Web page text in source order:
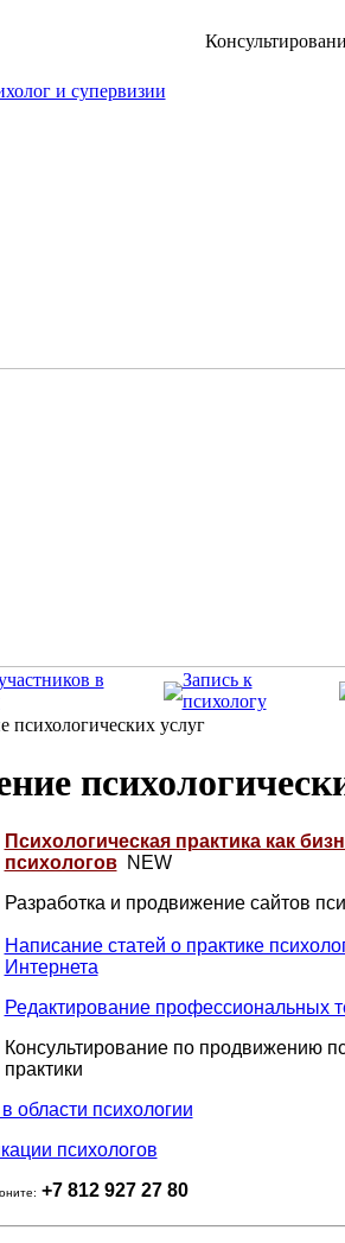
и супервизии
в
Запись к
психологу
психологических услуг
Психологическая практика как
психологовNEW
Разработка и продвижение сайтов
Написание статей о практике
Интернета
Редактирование профессиональных
Консультирование по продвижению
практики
психологии
психологов
+7 812 927 27 80